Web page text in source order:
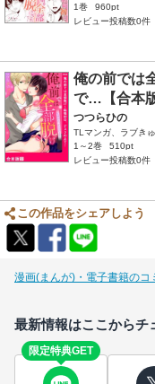
1巻
960pt
レビュー投稿数0件
俺の前では
で…【合本
つつらひの
TLマンガ、ラブき
1～2巻
510pt
レビュー投稿数0件
この作品をシェアしよう
漫画(まんが)・電子書籍のコ
最新情報はここからチ
限定特典GET